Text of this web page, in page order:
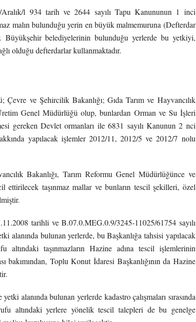
l 934 tarih ve 2644 sayılı Tapu Kanununun 1 inci
malın bulunduğu yerin en büyük malmemuruna (Defterdar
belediyelerinin bulunduğu yerlerde bu yetkiyi,
olduğu defterdarlar kullanmaktadır.
ve Şehircilik Bakanlığı; Gıda Tarım ve Hayvancılık
Genel Müdürlüğü olup, bunlardan Orman ve Su İşleri
gereken Devlet ormanları ile 6831 sayılı Kanunun 2 nci
yapılacak işlemler 2012/11, 2012/5 ve 2012/7 nolu
Bakanlığı, Tarım Reformu Genel Müdürlüğünce ve
taşınmaz mallar ve bunların tescil şekilleri, özel
tarihli ve B.07.0.MEG.0.9/3245-11025/61754 sayılı
alanında bulunan yerlerde, bu Başkanlığa tahsisi yapılacak
altındaki taşınmazların Hazine adına tescil işlemlerinin
bakımından, Toplu Konut İdaresi Başkanlığının da Hazine
alanında bulunan yerlerde kadastro çalışmaları sırasında
altındaki yerlere yönelik tescil talepleri de bu genelge